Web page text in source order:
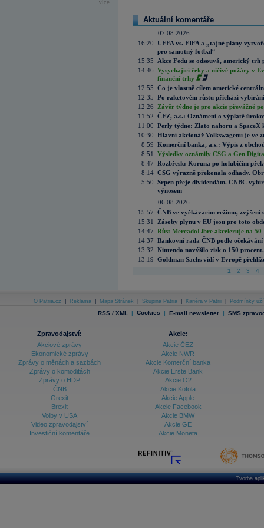
více...
Aktuální komentáře
07.08.2026
16:20 UEFA vs. FIFA a „tajné plány
pro samotný fotbal“
15:35
Akce Fedu se odsouvá, americký
14:46 Vysychající řeky a ničivé požáry v
finanční trhy
12:55 Co je vlastně cílem americké
12:35 Po raketovém růstu přichází
12:26
Závěr týdne je pro akcie převážně
11:52 ČEZ, a.s.: Oznámení o výplatě
11:00 Perly týdne: Zlato nahoru a SpaceX
10:30 Hlavní akcionář Volkswagenu je ve
8:59 Komerční banka, a.s.: Výpis z
8:51
Výsledky oznámily CSG a Gen
8:47 Rozbřesk: Koruna po holubičím
8:14 CSG výrazně překonala odhady.
5:50 Srpen přeje dividendám. CNBC
výnosem
06.08.2026
15:57 ČNB ve vyčkávacím režimu, zvýšení
15:31
Zásoby plynu v EU jsou pro toto
14:47 Růst MercadoLibre akceleruje na
14:37 Bankovní rada ČNB podle
13:32 Nintendo navýšilo zisk o 150
13:19 Goldman Sachs vidí v Evropě
1 2 3 4
O Patria.cz Reklama Mapa Stránek Skupina Patria Kariéra v Patrii Podmínky
RSS / XML | Cookies | E-mail newsletter | SMS
Zpravodajství:
Akciové zprávy
Ekonomické zprávy
Zprávy o měnách a sazbách
Zprávy o komoditách
Zprávy o HDP
ČNB
Grexit
Brexit
Volby v USA
Video zpravodajství
Investiční komentáře
Akcie:
Akcie ČEZ
Akcie NWR
Akcie Komerční banka
Akcie Erste Bank
Akcie O2
Akcie Kofola
Akcie Apple
Akcie Facebook
Akcie BMW
Akcie GE
Akcie Moneta
Tvorba